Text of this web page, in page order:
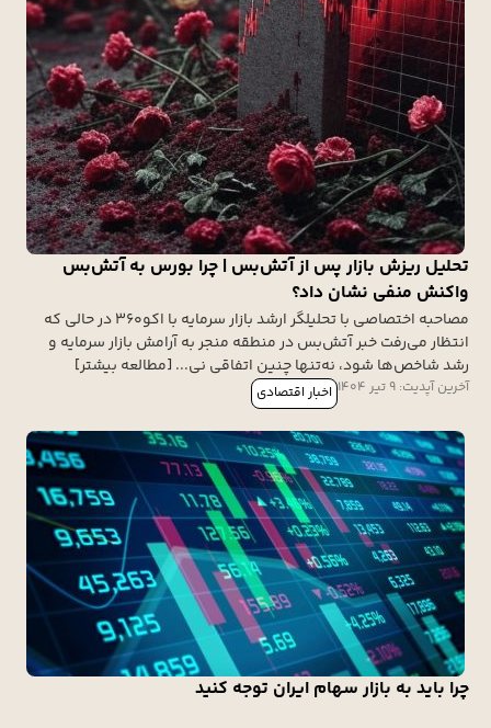
تحلیل ریزش بازار پس از آتش‌بس | چرا بورس به آتش‌بس
واکنش منفی نشان داد؟
مصاحبه اختصاصی با تحلیلگر ارشد بازار سرمایه با اکو360 در حالی که
انتظار می‌رفت خبر آتش‌بس در منطقه منجر به آرامش بازار سرمایه و
رشد شاخص‌ها شود، نه‌تنها چنین اتفاقی نی... [مطالعه بیشتر]
اخبار اقتصادی آخرین آپدیت: 9 تیر 1404
چرا باید به بازار سهام ایران توجه کنید